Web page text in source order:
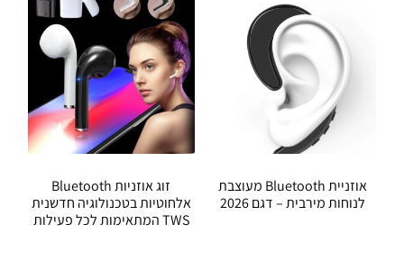
אוזניית Bluetooth מעוצבת
לנוחות מירבית – דגם 2026
זוג אוזניות Bluetooth
אלחוטיות בטכנולוגיה חדשנית
TWS המתאימות לכל פעילות